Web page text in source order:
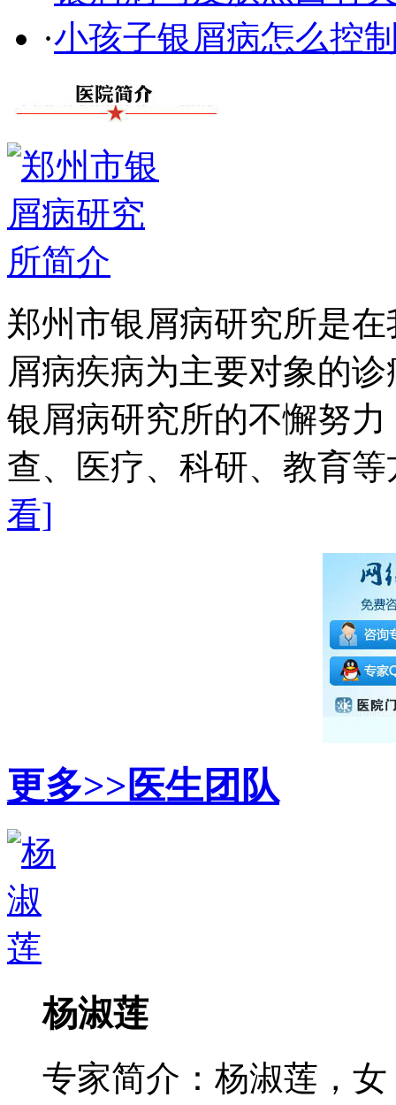
·小孩子银屑病怎么控
郑州市银屑病研究所是
屑病疾病为主要对象的
银屑病研究所的不懈努
查、医疗、科研、教育
看]
更多>>医生团队
杨淑莲
专家简介：杨淑莲，